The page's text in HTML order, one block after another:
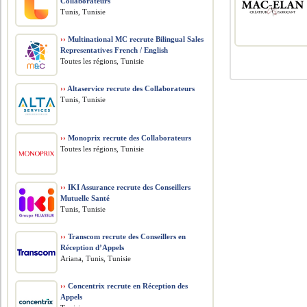
Tunis, Tunisie
›› Multinational MC recrute Bilingual Sales
Representatives French / English
Toutes les régions, Tunisie
›› Altaservice recrute des Collaborateurs
Tunis, Tunisie
›› Monoprix recrute des Collaborateurs
Toutes les régions, Tunisie
›› IKI Assurance recrute des Conseillers
Mutuelle Santé
Tunis, Tunisie
›› Transcom recrute des Conseillers en
Réception d’Appels
Ariana, Tunis, Tunisie
›› Concentrix recrute en Réception des
Appels